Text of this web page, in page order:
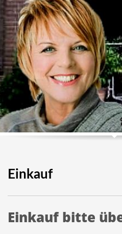
Einkauf
Einkauf bitte